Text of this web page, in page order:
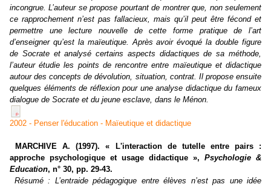
incongrue. L’auteur se propose pourtant de montrer que, non seulement
ce rapprochement n’est pas fallacieux, mais qu’il peut être fécond et
permettre une lecture nouvelle de cette forme pratique de l’art
d’enseigner qu’est la maïeutique. Après avoir évoqué la double figure
de Socrate et analysé certains aspects didactiques de sa méthode,
l’auteur étudie les points de rencontre entre maïeutique et didactique
autour des concepts de dévolution, situation, contrat. Il propose ensuite
quelques éléments de réflexion pour une analyse didactique du fameux
dialogue de Socrate et du jeune esclave, dans le Ménon.
2002 - Penser l'éducation - Maïeutique et didactique
MARCHIVE A. (1997). « L'interaction de tutelle entre pairs :
approche psychologique et usage didactique », Psychologie &
Education, n° 30, pp. 29-43.
Résumé : L’entraide pédagogique entre élèves n’est pas une idée